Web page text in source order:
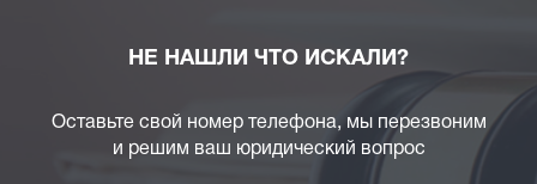
НЕ НАШЛИ ЧТО ИСКАЛИ?
Оставьте свой номер телефона, мы перезвоним
и решим ваш юридический вопрос